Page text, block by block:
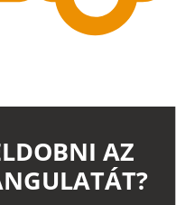
AZ